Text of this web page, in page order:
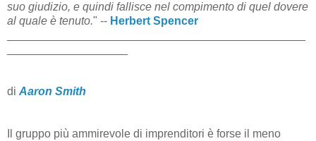
suo giudizio, e quindi fallisce nel compimento di quel dovere
al quale è tenuto." -- Herbert Spencer
di Aaron Smith
Il gruppo più ammirevole di imprenditori è forse il meno